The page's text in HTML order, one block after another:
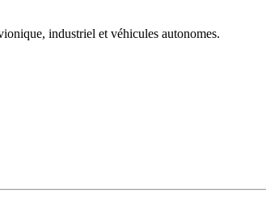
industriel et véhicules autonomes.